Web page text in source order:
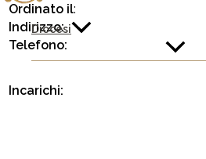
Diocesi
Ordinato il:
Indirizzo:
Telefono:
Incarichi: